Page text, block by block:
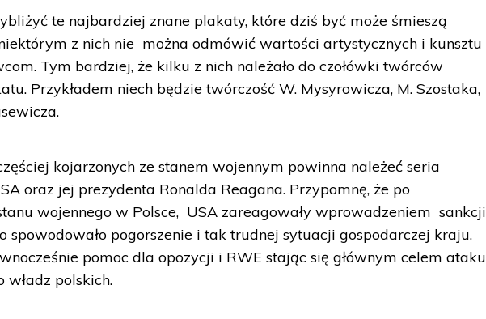
te najbardziej znane plakaty, które dziś być może śmieszą
z nich nie można odmówić wartości artystycznych i kunsztu
Tym bardziej, że kilku z nich należało do czołówki twórców
Przykładem niech będzie twórczość W. Mysyrowicza, M. Szostaka,
kojarzonych ze stanem wojennym powinna należeć seria
oraz jej prezydenta Ronalda Reagana. Przypomnę, że po
wojennego w Polsce, USA zareagowały wprowadzeniem sankcji
spowodowało pogorszenie i tak trudnej sytuacji gospodarczej kraju.
pomoc dla opozycji i RWE stając się głównym celem ataku
polskich.